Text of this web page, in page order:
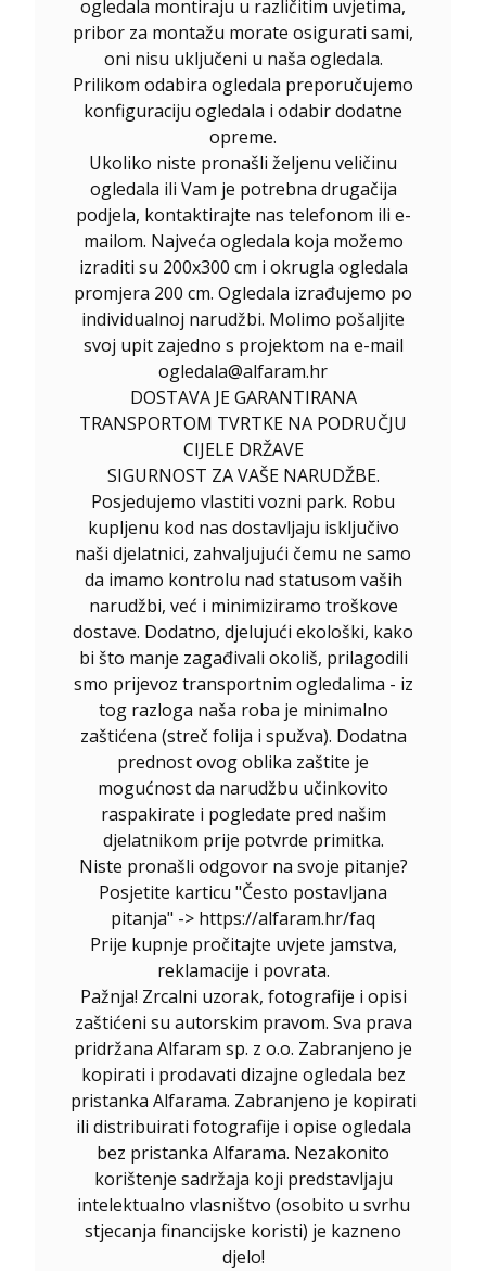
ogledala montiraju u različitim uvjetima,
pribor za montažu morate osigurati sami,
oni nisu uključeni u naša ogledala.
Prilikom odabira ogledala preporučujemo
konfiguraciju ogledala i odabir dodatne
opreme.
Ukoliko niste pronašli željenu veličinu
ogledala ili Vam je potrebna drugačija
podjela, kontaktirajte nas telefonom ili e-
mailom. Najveća ogledala koja možemo
izraditi su 200x300 cm i okrugla ogledala
promjera 200 cm. Ogledala izrađujemo po
individualnoj narudžbi. Molimo pošaljite
svoj upit zajedno s projektom na e-mail
ogledala@alfaram.hr
DOSTAVA JE GARANTIRANA
TRANSPORTOM TVRTKE NA PODRUČJU
CIJELE DRŽAVE
SIGURNOST ZA VAŠE NARUDŽBE.
Posjedujemo vlastiti vozni park. Robu
kupljenu kod nas dostavljaju isključivo
naši djelatnici, zahvaljujući čemu ne samo
da imamo kontrolu nad statusom vaših
narudžbi, već i minimiziramo troškove
dostave. Dodatno, djelujući ekološki, kako
bi što manje zagađivali okoliš, prilagodili
smo prijevoz transportnim ogledalima - iz
tog razloga naša roba je minimalno
zaštićena (streč folija i spužva). Dodatna
prednost ovog oblika zaštite je
mogućnost da narudžbu učinkovito
raspakirate i pogledate pred našim
djelatnikom prije potvrde primitka.
Niste pronašli odgovor na svoje pitanje?
Posjetite karticu "Često postavljana
pitanja" -> https://alfaram.hr/faq
Prije kupnje pročitajte uvjete jamstva,
reklamacije i povrata.
Pažnja! Zrcalni uzorak, fotografije i opisi
zaštićeni su autorskim pravom. Sva prava
pridržana Alfaram sp. z o.o. Zabranjeno je
kopirati i prodavati dizajne ogledala bez
pristanka Alfarama. Zabranjeno je kopirati
ili distribuirati fotografije i opise ogledala
bez pristanka Alfarama. Nezakonito
korištenje sadržaja koji predstavljaju
intelektualno vlasništvo (osobito u svrhu
stjecanja financijske koristi) je kazneno
djelo!